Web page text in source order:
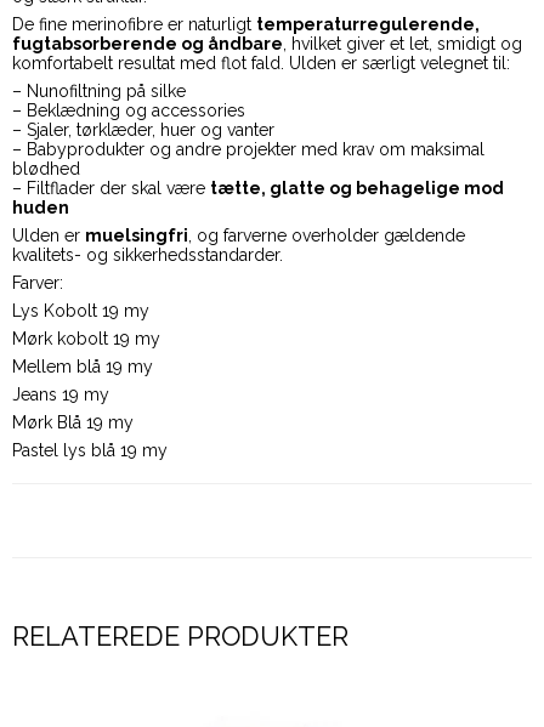
De fine merinofibre er naturligt temperaturregulerende,
fugtabsorberende og åndbare , hvilket giver et let, smidigt og
komfortabelt resultat med flot fald. Ulden er særligt velegnet til:
– Nunofiltning på silke
– Beklædning og accessories
– Sjaler, tørklæder, huer og vanter
– Babyprodukter og andre projekter med krav om maksimal
blødhed
– Filtflader der skal være tætte, glatte og behagelige mod
huden
Ulden er muelsingfri , og farverne overholder gældende
kvalitets- og sikkerhedsstandarder.
Farver:
Lys Kobolt 19 my
Mørk kobolt 19 my
Mellem blå 19 my
Jeans 19 my
Mørk Blå 19 my
Pastel lys blå 19 my
RELATEREDE PRODUKTER